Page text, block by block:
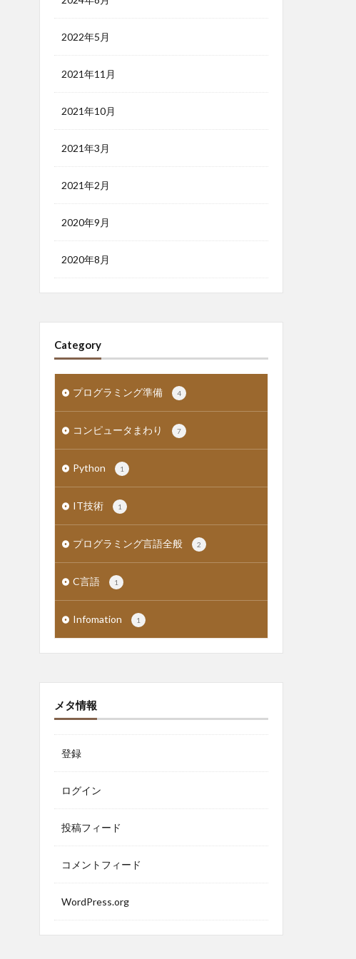
2022年5月
2021年11月
2021年10月
2021年3月
2021年2月
2020年9月
2020年8月
Category
プログラミング準備 4
コンピュータまわり 7
Python 1
IT技術 1
プログラミング言語全般 2
C言語 1
Infomation 1
メタ情報
登録
ログイン
投稿フィード
コメントフィード
WordPress.org